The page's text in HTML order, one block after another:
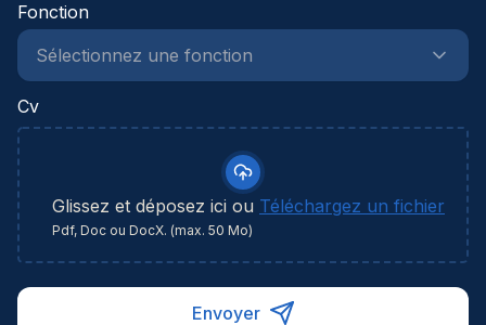
Fonction
Cv
Glissez et déposez ici ou Téléchargez un fichier
Pdf, Doc ou DocX. (max. 50 Mo)
Envoyer